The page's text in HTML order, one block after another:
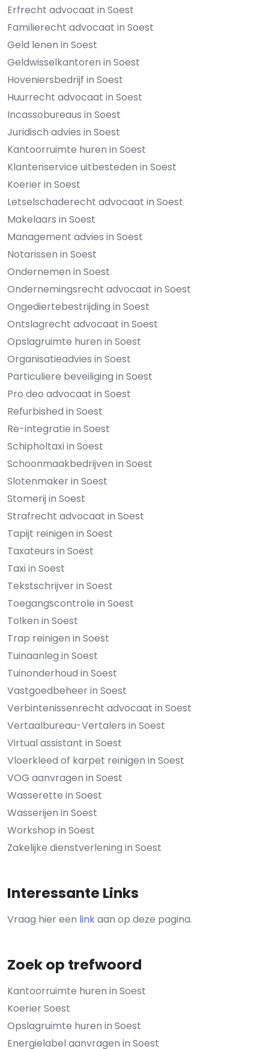
Erfrecht advocaat in Soest
Familierecht advocaat in Soest
Geld lenen in Soest
Geldwisselkantoren in Soest
Hoveniersbedrijf in Soest
Huurrecht advocaat in Soest
Incassobureaus in Soest
Juridisch advies in Soest
Kantoorruimte huren in Soest
Klantenservice uitbesteden in Soest
Koerier in Soest
Letselschaderecht advocaat in Soest
Makelaars in Soest
Management advies in Soest
Notarissen in Soest
Ondernemen in Soest
Ondernemingsrecht advocaat in Soest
Ongediertebestrijding in Soest
Ontslagrecht advocaat in Soest
Opslagruimte huren in Soest
Organisatieadvies in Soest
Particuliere beveiliging in Soest
Pro deo advocaat in Soest
Refurbished in Soest
Re-integratie in Soest
Schipholtaxi in Soest
Schoonmaakbedrijven in Soest
Slotenmaker in Soest
Stomerij in Soest
Strafrecht advocaat in Soest
Tapijt reinigen in Soest
Taxateurs in Soest
Taxi in Soest
Tekstschrijver in Soest
Toegangscontrole in Soest
Tolken in Soest
Trap reinigen in Soest
Tuinaanleg in Soest
Tuinonderhoud in Soest
Vastgoedbeheer in Soest
Verbintenissenrecht advocaat in Soest
Vertaalbureau-Vertalers in Soest
Virtual assistant in Soest
Vloerkleed of karpet reinigen in Soest
VOG aanvragen in Soest
Wasserette in Soest
Wasserijen in Soest
Workshop in Soest
Zakelijke dienstverlening in Soest
Interessante Links
Vraag hier een linkaan op deze pagina.
Zoek op trefwoord
Kantoorruimte huren in Soest
Koerier Soest
Opslagruimte huren in Soest
Energielabel aanvragen in Soest